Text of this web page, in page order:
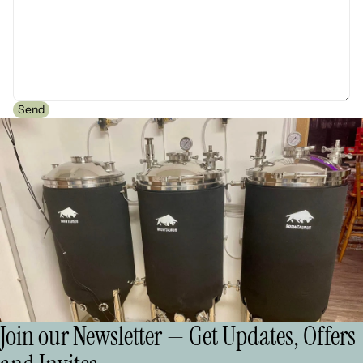
Send
Join our Newsletter — Get Updates, Offers